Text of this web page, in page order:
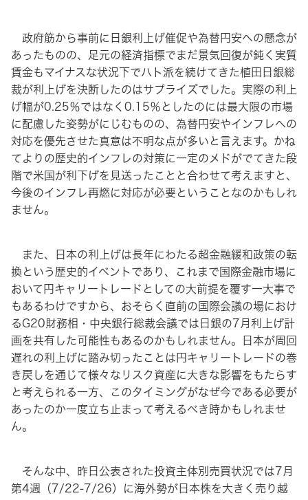
政府筋から事前に日銀利上げ催促や為替円安への懸念が
あったものの、足元の経済指標でまだ景気回復が鈍く実質
賃金もマイナスな状況下でハト派を続けてきた植田日銀総
裁が利上げを決断したのはサプライズでした。実際の利上
げ幅が0.25％ではなく0.15％としたのには最大限の市場
に配慮した姿勢がにじむものの、為替円安やインフレへの
対応を優先させた真意は不明な点が多いと言えます。かね
てよりの歴史的インフレの対策に一定のメドがでてきた段
階で米国が利下げを見送ったことと合わせて考えますと、
今後のインフレ再燃に対応が必要ということなのかもしれ
ません。
また、日本の利上げは長年にわたる超金融緩和政策の転
換という歴史的イベントであり、これまで国際金融市場に
おいて円キャリートレードとしての大前提を覆す一大事で
もあるわけですから、おそらく直前の国際会議の場におけ
るG20財務相・中央銀行総裁会議では日銀の7月利上げ計
画を共有した可能性もあるのかもしれません。日本が周回
遅れの利上げに踏み切ったことは円キャリートレードの巻
き戻しを通じて様々なリスク資産に大きな影響をもたらす
と考えられる一方、このタイミングがなぜ今である必要が
あったのか一度立ち止まって考えるべき時かもしれませ
ん。
そんな中、昨日公表された投資主体別売買状況では7月
第4週（7/22-7/26）に海外勢が日本株を大きく売り越